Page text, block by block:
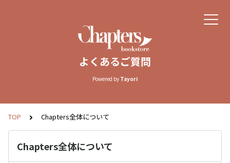
よくあるご質問
Powered by Tayori
TOP Chapters全体について
Chapters全体について